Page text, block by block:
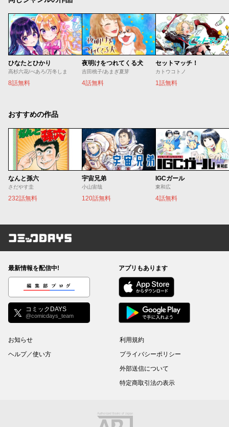
ひなたとひかり
高杉六花/べあろ/万冬しま
8話無料
夜明けをつれてくる犬
吉田桃子/あまぎ夏芽
4話無料
セットマッチ！
カトウコトノ
1話無料
おすすめの作品
なんと孫六
さだやす圭
232話無料
宇宙兄弟
小山宙哉
120話無料
IGCガール
東和広
4話無料
コミックDAYS
最新情報を配信中!
編集部ブログ
コミックDAYS
@comicdays_team
アプリもあります
お知らせ
ヘルプ／使い方
利用規約
プライバシーポリシー
外部送信について
特定商取引法の表示